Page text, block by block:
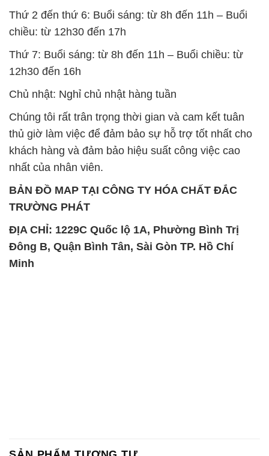
Thứ 2 đến thứ 6: Buổi sáng: từ 8h đến 11h – Buổi
chiều: từ 12h30 đến 17h
Thứ 7: Buổi sáng: từ 8h đến 11h – Buổi chiều: từ
12h30 đến 16h
Chủ nhật: Nghỉ chủ nhật hàng tuần
Chúng tôi rất trân trọng thời gian và cam kết tuân
thủ giờ làm việc để đảm bảo sự hỗ trợ tốt nhất cho
khách hàng và đảm bảo hiệu suất công việc cao
nhất của nhân viên.
BẢN ĐỒ MAP TẠI CÔNG TY HÓA CHẤT ĐẮC
TRƯỜNG PHÁT
ĐỊA CHỈ: 1229C Quốc lộ 1A, Phường Bình Trị
Đông B, Quận Bình Tân, Sài Gòn TP. Hồ Chí
Minh